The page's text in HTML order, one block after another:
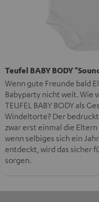
Teufel BABY BODY
Wenn gute Freunde bald
Babyparty nicht weit. Wie
TEUFEL BABY BODY als
Windeltorte? Der
zwar erst einmal die
wenn selbiges sich ein
entdeckt, wird das sicher
sorgen.